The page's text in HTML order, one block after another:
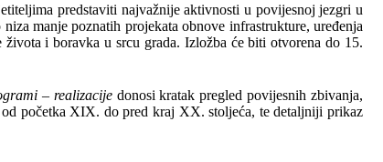
predstaviti najvažnije aktivnosti u povijesnoj jezgri u
manje poznatih projekata obnove infrastrukture, uređenja
i boravka u srcu grada. Izložba će biti otvorena do 15.
– realizacije donosi kratak pregled povijesnih zbivanja,
početka XIX. do pred kraj XX. stoljeća, te detaljniji prikaz